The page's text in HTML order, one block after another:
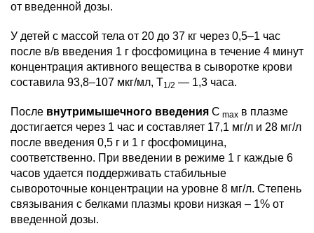
от введенной дозы.
У детей с массой тела от 20 до 37 кг через 0,5–1 час
после в/в введения 1 г фосфомицина в течение 4 минут
концентрация активного вещества в сыворотке крови
составила 93,8–107 мкг/мл, T1/2 — 1,3 часа.
После внутримышечного введения С max в плазме
достигается через 1 час и составляет 17,1 мг/л и 28 мг/л
после введения 0,5 г и 1 г фосфомицина,
соответственно. При введении в режиме 1 г каждые 6
часов удается поддерживать стабильные
сывороточные концентрации на уровне 8 мг/л. Степень
связывания с белками плазмы крови низкая – 1% от
введенной дозы.